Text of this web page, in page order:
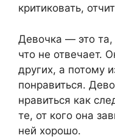
критиковать,
Девочка — это та,
что не отвечает.
других, а потому
понравиться.
нравиться как
те, от кого она
ней хорошо.